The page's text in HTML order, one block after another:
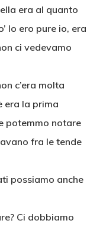
era al quanto
lo ero pure io, era
ci vedevamo
c’era molta
era la prima
potemmo notare
fra le tende
possiamo anche
Ci dobbiamo